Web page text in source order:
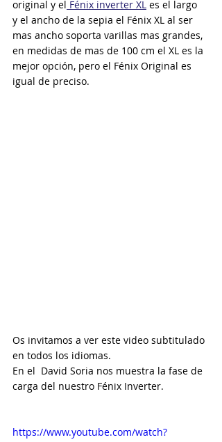
original y el Fénix inverter XL es el largo
y el ancho de la sepia el Fénix XL al ser
mas ancho soporta varillas mas grandes,
en medidas de mas de 100 cm el XL es la
mejor opción, pero el Fénix Original es
igual de preciso.
Os invitamos a ver este video subtitulado
en todos los idiomas.
En el  David Soria nos muestra la fase de
carga del nuestro Fénix Inverter.
https://www.youtube.com/watch?